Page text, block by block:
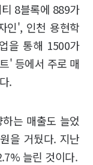
8블록에 889가
인', 인천 용현학
을 통해 1500가
' 등에서 주로 매
.
는 매출도 늘었
을 거뒀다. 지난
늘린 것이다.